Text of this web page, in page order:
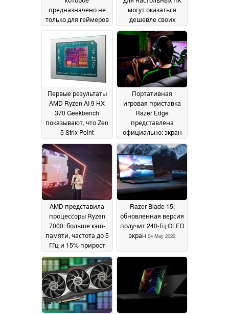
предназначено не
только для геймеров
могут оказаться
дешевле своих
аналогов прошлого
поколения; по
слухам, Ryzen 9
9950X3D будет
выпускаться с
гораздо большим
объемом 3D V-кэша
15 June 2024
Первые результаты
AMD Ryzen AI 9 HX
370 Geekbench
показывают, что Zen
5 Strix Point
находится в
непосредственной
близости от Ryzen 9
7945HX, Radeon
890M лучше, чем GTX
1650 Ti Max-Q
2024
Портативная
игровая приставка
Razer Edge
представлена
официально: экран
AMOLED 144 Гц и
чипсет Qualcomm
Snapdragon G3x с
поддержкой 5G17
October 2022
AMD представила
процессоры Ryzen
7000: больше кэш-
памяти, частота до 5
ГГц и 15% прирост
однопоточной
производительности
23 May 2022
Razer Blade 15:
обновленная версия
получит 240-Гц OLED
экран 04 May 2022